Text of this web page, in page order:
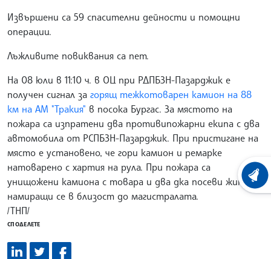
Извършени са 59 спасителни дейности и помощни
операции.
Лъжливите повиквания са пет.
На 08 юли в 11:10 ч. в ОЦ при РДПБЗН-Пазарджик е
получен сигнал за горящ тежкотоварен камион на 88
км на АМ "Тракия" в посока Бургас. За мястото на
пожара са изпратени два противипожарни екипа с два
автомобила от РСПБЗН-Пазарджик. При пристигане на
място е установено, че гори камион и ремарке
натоварено с хартия на рула. При пожара са
унищожени камиона с товара и два дка посеви жито,
намиращи се в близост до магистралата.
/ТНП/
СПОДЕЛЕТЕ